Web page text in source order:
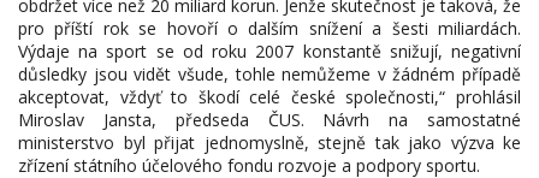
obdržet více než 20 miliard korun. Jenže skutečnost je taková, že
pro příští rok se hovoří o dalším snížení a šesti miliardách.
Výdaje na sport se od roku 2007 konstantě snižují, negativní
důsledky jsou vidět všude, tohle nemůžeme v žádném případě
akceptovat, vždyť to škodí celé české společnosti,“ prohlásil
Miroslav Jansta, předseda ČUS. Návrh na samostatné
ministerstvo byl přijat jednomyslně, stejně tak jako výzva ke
zřízení státního účelového fondu rozvoje a podpory sportu.